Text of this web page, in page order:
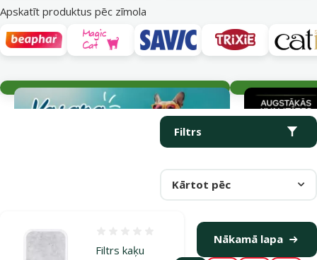
Apskatīt produktus pēc zīmola
Parametriskais filtrs
Filtrs
Atlasītie filtri
Kārtot pēc
Produkti kategorijā Tualetes, lāpstiņas un aksesuāri
Filtrs kaķu
Nākamā lapa